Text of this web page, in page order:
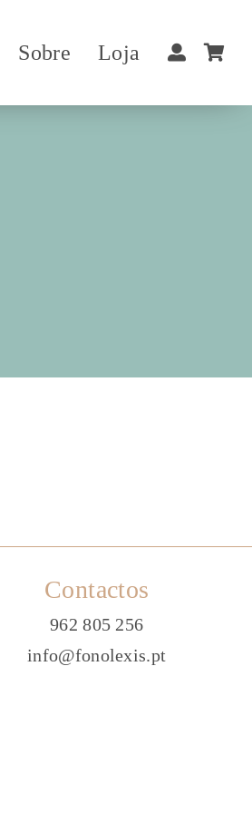
Sobre Loja
Contactos
962 805 256
info@fonolexis.pt